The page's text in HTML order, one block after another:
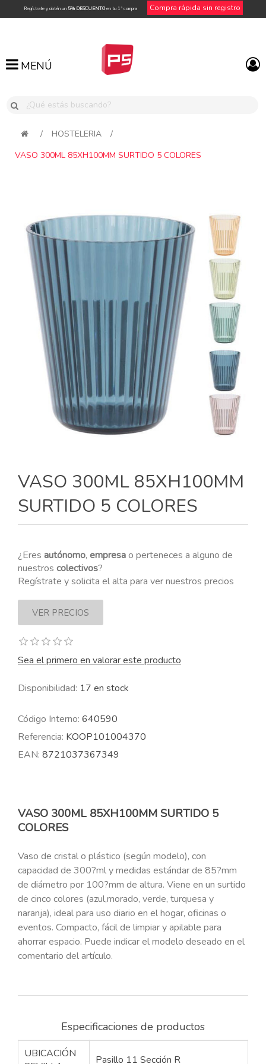
Regístrate y obtén un 5% DESCUENTOen tu 1ª compra Compra rápida sin registro
MENÚ
MENÚ
/ HOSTELERIA
/
VASO 300ML 85XH100MM SURTIDO 5 COLORES
VASO 300ML 85XH100MM
SURTIDO 5 COLORES
¿Eres autónomo, empresao perteneces a alguno de
nuestros colectivos?
Regístrate y solicita el alta para ver nuestros precios
Sea el primero en valorar este producto
Disponibilidad: 17 en stock
Código Interno: 640590
Referencia: KOOP101004370
EAN: 8721037367349
VASO 300ML 85XH100MM SURTIDO 5
COLORES
Vaso de cristal o plástico (según modelo), con
capacidad de 300?ml y medidas estándar de 85?mm
de diámetro por 100?mm de altura. Viene en un surtido
de cinco colores (azul,morado, verde, turquesa y
naranja), ideal para uso diario en el hogar, oficinas o
eventos. Compacto, fácil de limpiar y apilable para
ahorrar espacio. Puede indicar el modelo deseado en el
comentario del artículo.
Especificaciones de productos
UBICACIÓN
Pasillo 11 Sección R